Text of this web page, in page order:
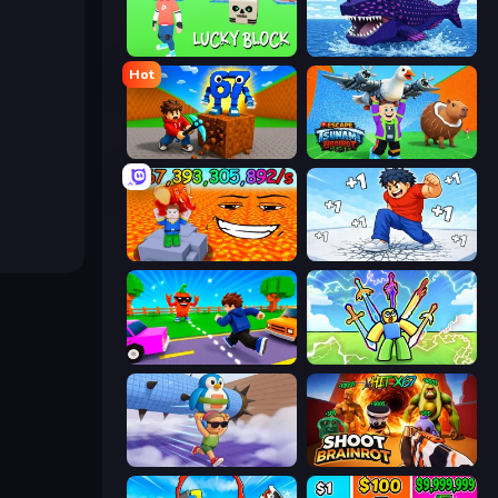
Lucky Block Obby Fish Challenge: Ride
Hot
Obby: Break Rocks For Brainrots Escape Tsunami Brainrot
Escape Lava for Brainrots! Break a Skyscraper
Robby: Cross the Road for Brainrot Obby vs Brainrot
BrainZombie Log Escape Shoot Brainrot